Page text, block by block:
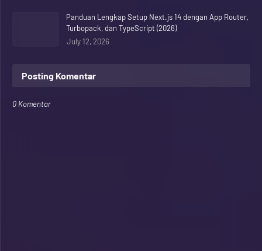
Panduan Lengkap Setup Next.js 14 dengan App Router,
Turbopack, dan TypeScript (2026)
July 12, 2026
Posting Komentar
0 Komentar